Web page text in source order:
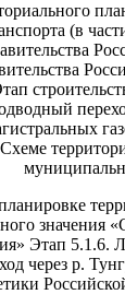
(в
переход
значения
Этап
через р.